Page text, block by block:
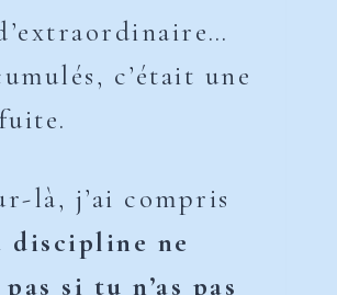
c’était une
là, j’ai compris
discipline ne
si tu n’as pas